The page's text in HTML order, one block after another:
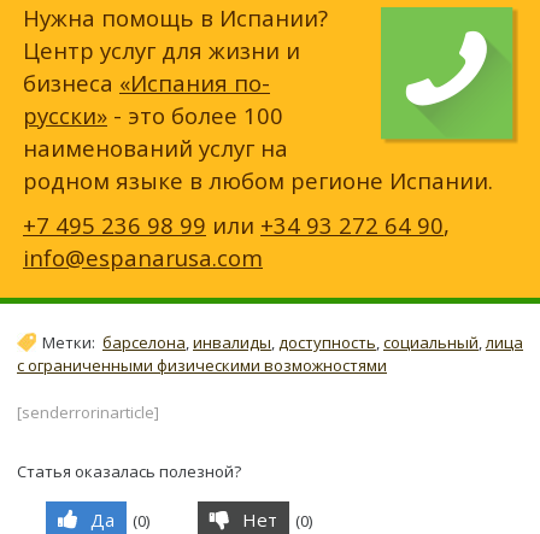
Нужна помощь в Испании?
Центр услуг для жизни и
бизнеса «Испания по-
русски» - это более 100
наименований услуг на
родном языке в любом регионе Испании.
+7 495 236 98 99 или +34 93 272 64 90,
info@espanarusa.com
Метки: барселона,инвалиды,доступность,социальный,лица
с ограниченными физическими возможностями
[senderrorinarticle]
Статья оказалась полезной?
Да (0) Нет (0)